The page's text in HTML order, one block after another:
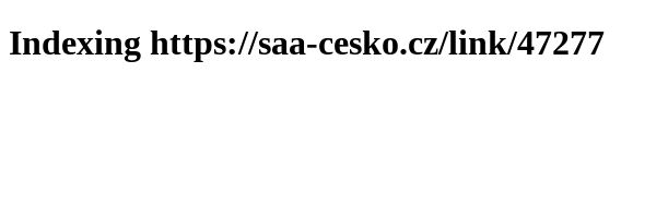
Indexing https://saa-cesko.cz/link/47277